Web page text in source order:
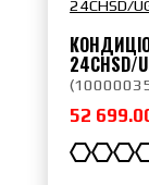
24CHSD/
(
52